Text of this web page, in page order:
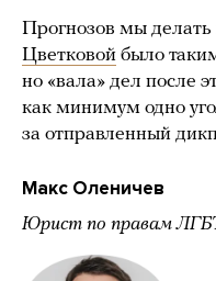
Прогнозов мы делать
Цветковой было
но «вала» дел после
как минимум одно
за отправленный
Макс Оленичев
Юрист по правам